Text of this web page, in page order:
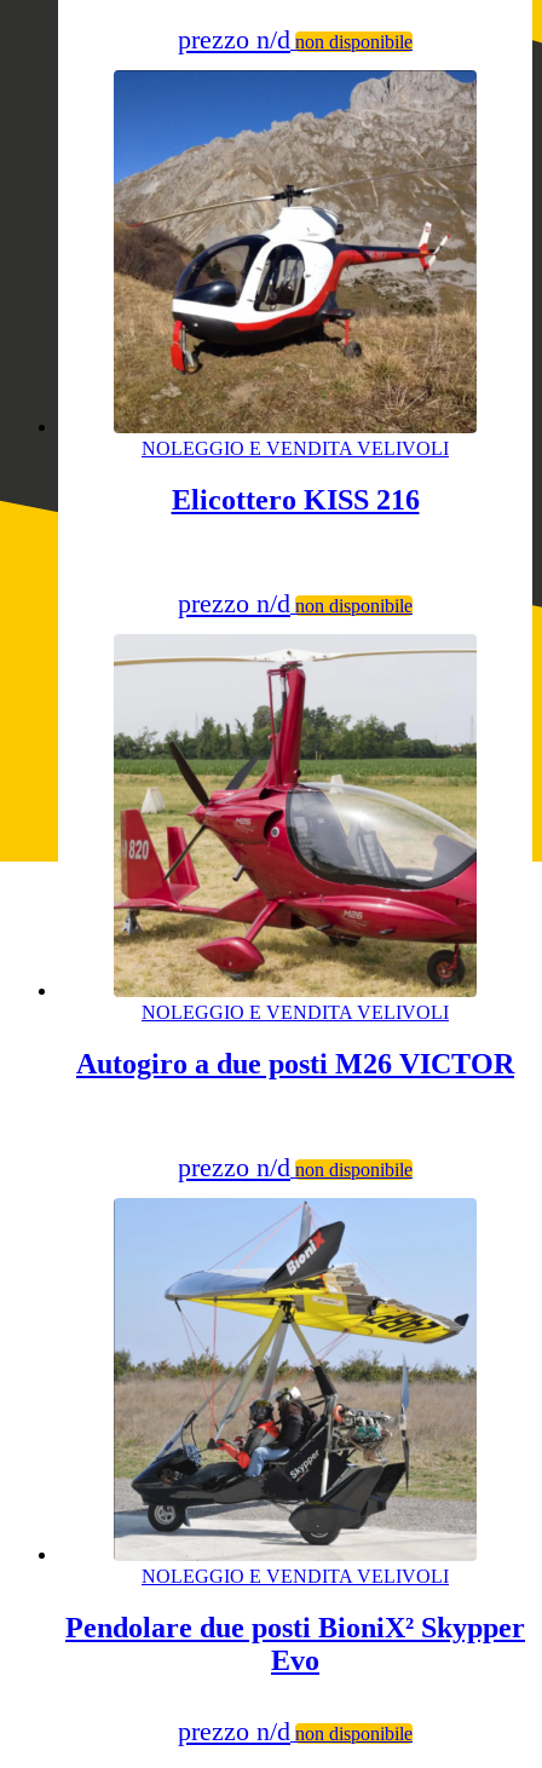
prezzo n/d non disponibile
NOLEGGIO E VENDITA VELIVOLI
Elicottero KISS 216
prezzo n/d non disponibile
NOLEGGIO E VENDITA VELIVOLI
Autogiro a due posti M26 VICTOR
prezzo n/d non disponibile
NOLEGGIO E VENDITA VELIVOLI
Pendolare due posti BioniX² Skypper
Evo
prezzo n/d non disponibile